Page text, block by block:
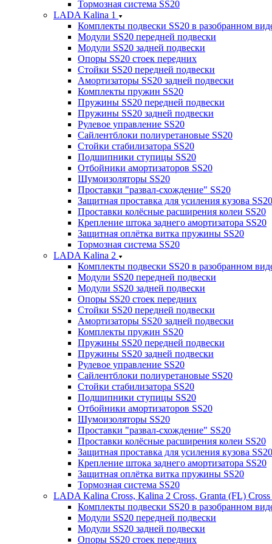
Тормозная система SS20
LADA Kalina 1
Комплекты подвески SS20 в разобранном
Модули SS20 передней подвески
Модули SS20 задней подвески
Опоры SS20 стоек передних
Стойки SS20 передней подвески
Амортизаторы SS20 задней подвески
Комплекты пружин SS20
Пружины SS20 передней подвески
Пружины SS20 задней подвески
Рулевое управление SS20
Сайлентблоки полиуретановые SS20
Стойки стабилизатора SS20
Подшипники ступицы SS20
Отбойники амортизаторов SS20
Шумоизоляторы SS20
Проставки "развал-схождение" SS20
Защитная проставка для усиления кузова SS20
Проставки колёсные расширения колеи SS20
Крепление штока заднего амортизатора SS20
Защитная оплётка витка пружины SS20
Тормозная система SS20
LADA Kalina 2
Комплекты подвески SS20 в разобранном
Модули SS20 передней подвески
Модули SS20 задней подвески
Опоры SS20 стоек передних
Стойки SS20 передней подвески
Амортизаторы SS20 задней подвески
Комплекты пружин SS20
Пружины SS20 передней подвески
Пружины SS20 задней подвески
Рулевое управление SS20
Сайлентблоки полиуретановые SS20
Стойки стабилизатора SS20
Подшипники ступицы SS20
Отбойники амортизаторов SS20
Шумоизоляторы SS20
Проставки "развал-схождение" SS20
Проставки колёсные расширения колеи SS20
Защитная проставка для усиления кузова SS20
Крепление штока заднего амортизатора SS20
Защитная оплётка витка пружины SS20
Тормозная система SS20
LADA Kalina Cross, Kalina 2 Cross, Granta (FL) Cross
Комплекты подвески SS20 в разобранном
Модули SS20 передней подвески
Модули SS20 задней подвески
Опоры SS20 стоек передних